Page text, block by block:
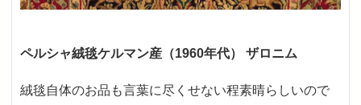
ペルシャ絨毯ケルマン産（1960年代） ザロニム
絨毯自体のお品も言葉に尽くせない程素晴らしいので